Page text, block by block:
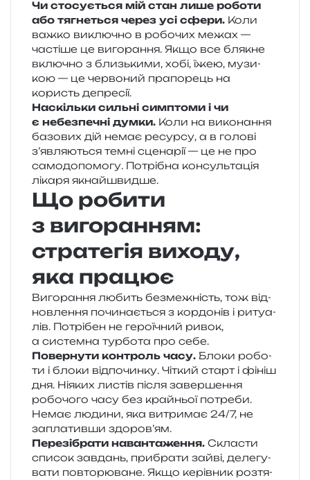
Чи сто­су­є­ться мій стан лише робо­ти
або тягне­ться через усі сфери. Коли
важко виклю­чно в робо­чих межах —
часті­ше це виго­ра­н­ня. Якщо все бля­кне
вклю­чно з близь­ки­ми, хобі, їжею, музи­
кою — це чер­во­ний пра­по­рець на
користь депресії.
Наскільки силь­ні сим­пто­ми і чи
є небез­пе­чні думки. Коли на вико­на­н­ня
базо­вих дій немає ресур­су, а в голо­ві
з’являються темні сце­на­рії — це не про
само­до­по­мо­гу. Потрібна кон­суль­та­ція
ліка­ря якнайшвидше.
Що робити
з вигоранням:
стратегія виходу,
яка працює
Вигорання любить без­ме­жність, тож від­
нов­ле­н­ня почи­на­є­ться з кор­до­нів і риту­а­
лів. Потрібен не геро­ї­чний ривок,
а систем­на тур­бо­та про себе.
Повернути кон­троль часу. Блоки робо­
ти і блоки від­по­чин­ку. Чіткий старт і фініш
дня. Ніяких листів після завер­ше­н­ня
робо­чо­го часу без край­ньої потре­би.
Немає люди­ни, яка витри­має 24/​7, не
запла­тив­ши здоров’ям.
Перезібрати наван­та­же­н­ня. Скласти
спи­сок зав­дань, при­бра­ти зайві, деле­гу­
ва­ти повто­рю­ва­не. Якщо керів­ник роз­тя­